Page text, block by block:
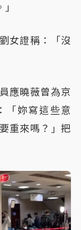
女證稱：「沒
應曉薇曾為京
「妳寫這些意
重來嗎？」把